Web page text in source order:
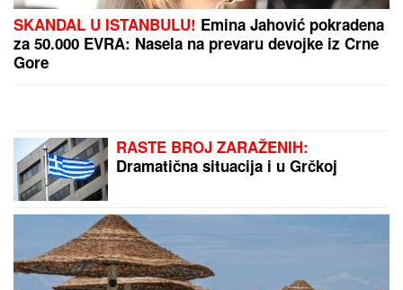
"MA NEK ME UBIJU, UHVATILA ME
NEKA SVEJEDNOĆA"
Isplivala
policajaca: "Čitav me život jure, nek
urade to da počinem" (FOTO)